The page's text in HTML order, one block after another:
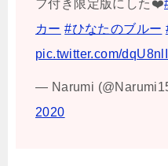
フ付き限定版にした❤️
カー #ひなたのブルー
pic.twitter.com/
— Narumi
2020